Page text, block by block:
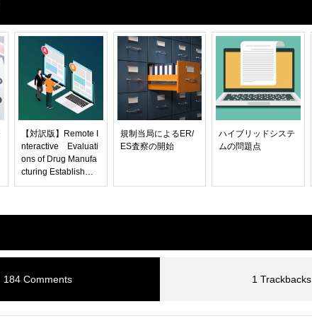
【対訳版】Remote I
nteractive Evaluati
ons of Drug Manufa
cturing Establishme
nts（COVID-19 公衆
ンタラクティブ評価
ス）
規制当局によるER/
ES査察の開始
ハイブリッドシステ
ムの問題点
184 Comments 1 Trackbacks